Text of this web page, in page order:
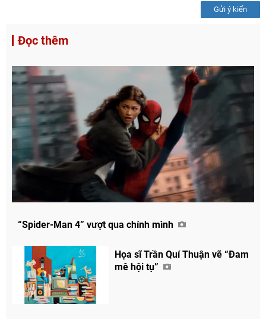
Chia sẻ
Facebook
Gửi ý kiến
Đọc thêm
“Spider-Man 4” vượt qua chính mình
Họa sĩ Trần Quí Thuận vẽ “Đam
mê hội tụ”